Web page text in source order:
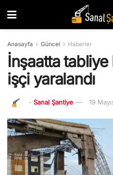
Anasayfa Güncel Haberler
İnşaatta tabliye
işçi yaralandı
- Sanal Şantiye 19